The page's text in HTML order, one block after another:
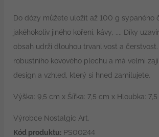
Do dózy můžete uložit až 100 g sypaného
jakéhokoliv jiného koření, kávy, .... Díky
obsah udrží dlouhou trvanlivost a čerstvost.
robustního kovového plechu a má velmi
design a vzhled, který si hned zamilujete.
Výška: 9,5 cm x Šířka: 7,5 cm x Hloubka:
Výrobce Nostalgic Art.
Kód produktu:PS00244